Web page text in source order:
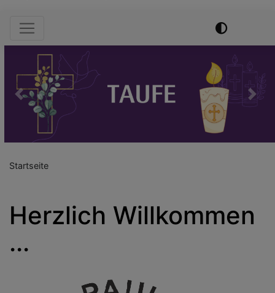
Hauptnavigation
Previous Next
Startseite
Herzlich Willkommen
...